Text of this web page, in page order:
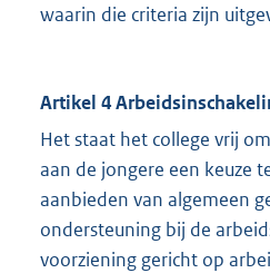
waarin die criteria zijn
Artikel 4
Het staat het college vrij
aan de jongere een keuze
aanbieden van algemeen
ondersteuning bij de
voorziening gericht op